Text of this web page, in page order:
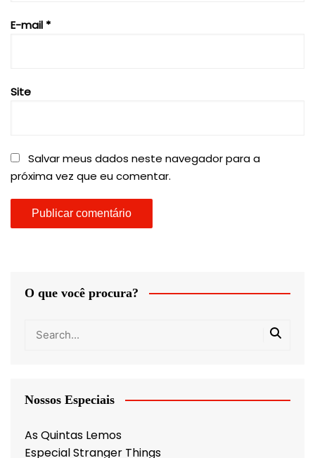
E-mail *
Site
Salvar meus dados neste navegador para a
próxima vez que eu comentar.
O que você procura?
Nossos Especiais
As Quintas Lemos
Especial Stranger Things